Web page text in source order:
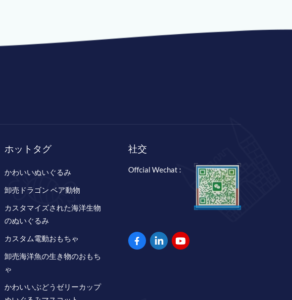
ホットタグ
かわいいぬいぐるみ
卸売ドラゴン ベア動物
カスタマイズされた海洋生物
のぬいぐるみ
カスタム電動おもちゃ
卸売海洋魚の生き物のおもち
ゃ
かわいいぶどうゼリーカップ
社交
Offcial Wechat :